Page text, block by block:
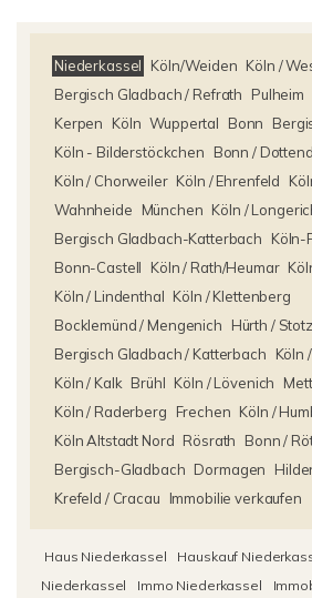
Niederkassel Köln/Weiden Köln /
Bergisch Gladbach / Refrath
Pulheim
Kerpen
Köln Wuppertal Bonn
Köln - Bilderstöckchen
Bonn /
Köln / Chorweiler Köln / Ehrenfeld
Wahnheide
München Köln /
Bergisch Gladbach-Katterbach
Köln-
Bonn-Castell
Köln / Rath/Heumar
Köln / Lindenthal Köln / Klettenberg
Bocklemünd / Mengenich
Hürth /
Bergisch Gladbach / Katterbach
Köln
Köln / Kalk Brühl Köln / Lövenich
Köln / Raderberg
Frechen Köln /
Köln Altstadt Nord Rösrath
Bonn /
Bergisch-Gladbach Dormagen
Krefeld / Cracau
Immobilie verkaufen
Haus Niederkassel Hauskauf
Niederkassel
Immo Niederkassel